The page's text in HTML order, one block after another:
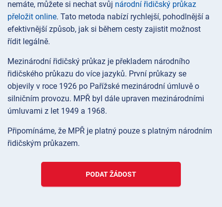
nemáte, můžete si nechat svůj národní řidičský průkaz
přeložit online. Tato metoda nabízí rychlejší, pohodlnější a
efektivnější způsob, jak si během cesty zajistit možnost
řídit legálně.
Mezinárodní řidičský průkaz je překladem národního
řidičského průkazu do více jazyků. První průkazy se
objevily v roce 1926 po Pařížské mezinárodní úmluvě o
silničním provozu. MPŘ byl dále upraven mezinárodními
úmluvami z let 1949 a 1968.
Připomínáme, že MPŘ je platný pouze s platným národním
řidičským průkazem.
PODAT ŽÁDOST